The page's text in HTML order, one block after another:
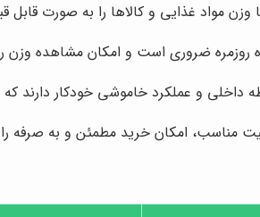
مواد غذایی و کالاها را به صورت قابل
روزمره ضروری است و امکان مشاهده وزن
داخلی و عملکرد خاموشی خودکار دارند که
مناسب، امکان خرید مطمئن و به صرفه